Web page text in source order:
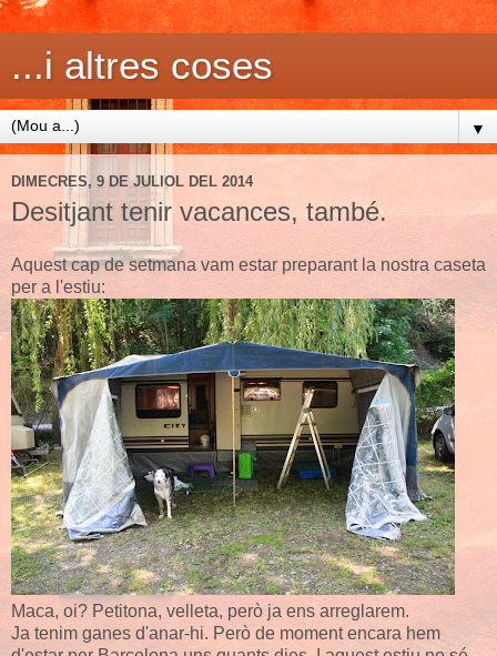
...i altres coses
▼
DIMECRES, 9 DE JULIOL DEL 2014
Desitjant tenir vacances, també.
Aquest cap de setmana vam estar preparant la nostra caseta
per a l'estiu:
Maca, oi? Petitona, velleta, però ja ens arreglarem.
Ja tenim ganes d'anar-hi. Però de moment encara hem